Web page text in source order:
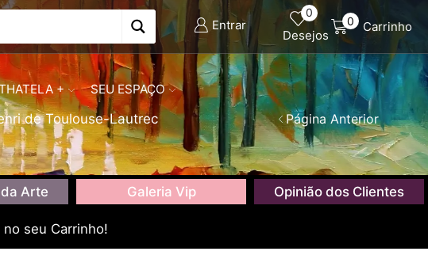
Entrar
0
Desejos
0 Carrinho
+ SEU ESPAÇO
de Toulouse-Lautrec Página Anterior
Arte Galeria Vip Opinião dos Clientes
seu Carrinho!